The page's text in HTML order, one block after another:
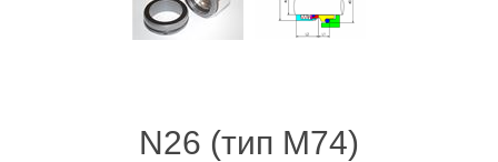
N26 (тип M74)